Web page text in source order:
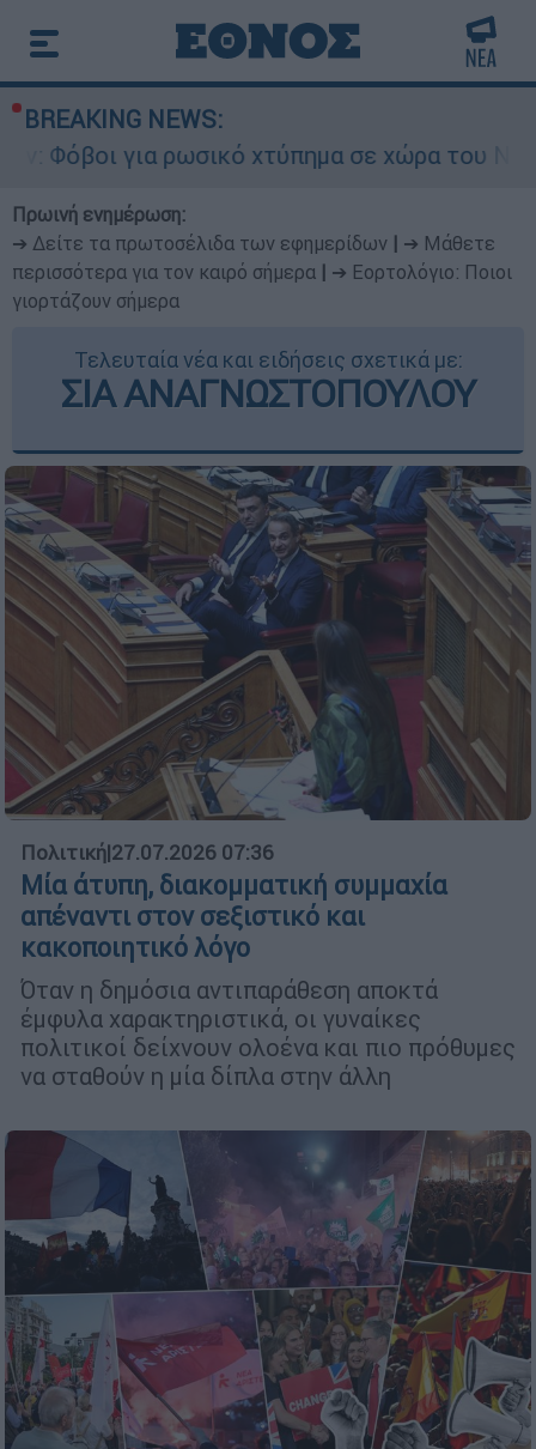
BREAKING NEWS:
ρωσικό χτύπημα σε χώρα του ΝΑΤΟ - Τα
Πρωινή ενημέρωση:
➔ Δείτε τα πρωτοσέλιδα των εφημερίδων
➔ Μάθετε
περισσότερα για τον καιρό σήμερα
➔ Εορτολόγιο: Ποιοι
γιορτάζουν σήμερα
Τελευταία νέα και ειδήσεις σχετικά με:
ΣΙΑ ΑΝΑΓΝΩΣΤΟΠΟΥΛΟΥ
Πολιτική|27.07.2026 07:36
Μία άτυπη, διακομματική συμμαχία
απέναντι στον σεξιστικό και
κακοποιητικό λόγο
Όταν η δημόσια αντιπαράθεση αποκτά
έμφυλα χαρακτηριστικά, οι γυναίκες
πολιτικοί δείχνουν ολοένα και πιο πρόθυμες
να σταθούν η μία δίπλα στην άλλη